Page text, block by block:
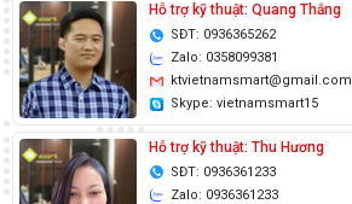
Hỗ trợ kỹ thuật: Quang Thắng
SĐT: 0936365262
Zalo: 0358099381
ktvietnamsmart@gmail.com
Skype: vietnamsmart15
Hỗ trợ kỹ thuật: Thu Hương
SĐT: 0936361233
Zalo: 0936361233